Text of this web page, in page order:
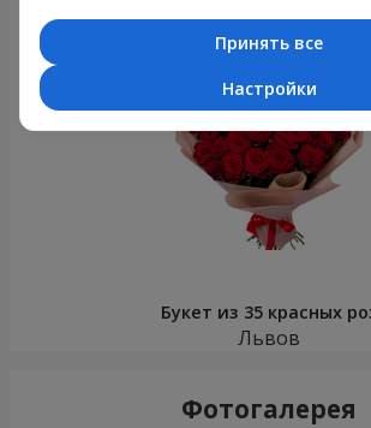
Только что
Букет из 35 красных
Львов
Фотогалерея
Принять все
Настройки